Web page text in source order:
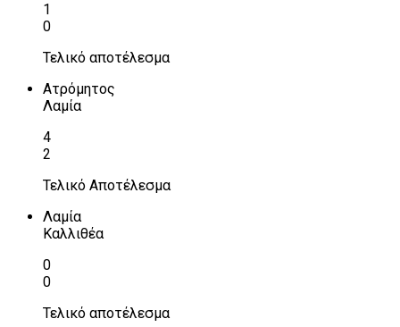
1
0
Τελικό αποτέλεσμα
Ατρόμητος
Λαμία
4
2
Τελικό Αποτέλεσμα
Λαμία
Καλλιθέα
0
0
Τελικό αποτέλεσμα